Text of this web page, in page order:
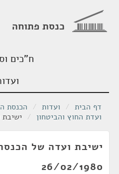
כנסת פתוחה
ח"כים
דף הבית / ועדות / הכנסת
ועדת החוץ והביטחון / ישיבת
26/02/1980